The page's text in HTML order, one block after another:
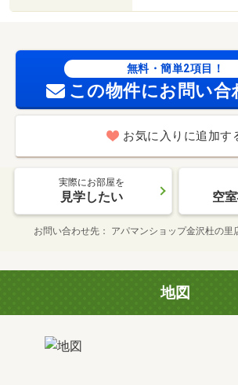
無料・簡単2項目！
この物件にお問い合
お気に入りに追加す
実際にお部屋を
見学したい 空
お問い合わせ先 アパマンショップ金沢杜の里
地図